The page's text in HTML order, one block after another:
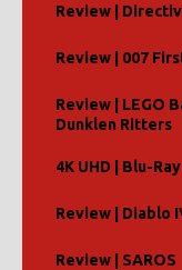
Review |
Review | 007
Review | LEGO
Dunklen Ritters
4K UHD | Blu-
Review | Diablo
Review | SAROS